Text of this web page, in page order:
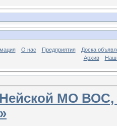
О нас Предприятия
Доска
Архив
МО